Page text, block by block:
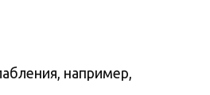
например,